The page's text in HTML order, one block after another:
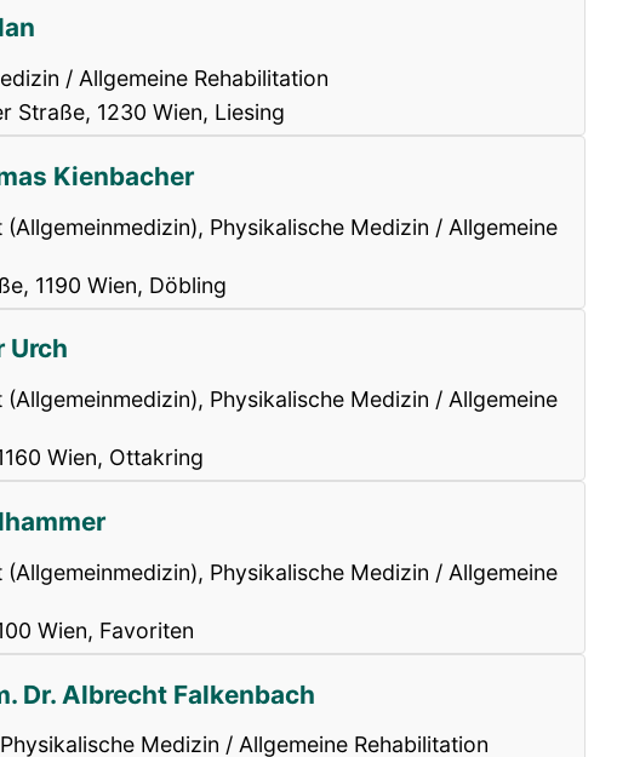
/ Allgemeine Rehabilitation
Straße, 1230 Wien, Liesing
Kienbacher
Physikalische Medizin / Allgemeine
1190 Wien, Döbling
Urch
Physikalische Medizin / Allgemeine
Wien, Ottakring
Physikalische Medizin / Allgemeine
Wien, Favoriten
Dr. Albrecht Falkenbach
Medizin / Allgemeine Rehabilitation